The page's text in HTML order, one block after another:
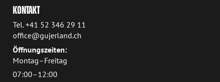
KONTAKT
Tel. +41 52 346 29 11
office@gujerland.ch
Öffnungszeiten:
Montag–Freitag
07:00–12:00